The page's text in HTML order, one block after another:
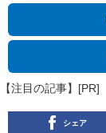
【注目の記事】[PR]
シェア